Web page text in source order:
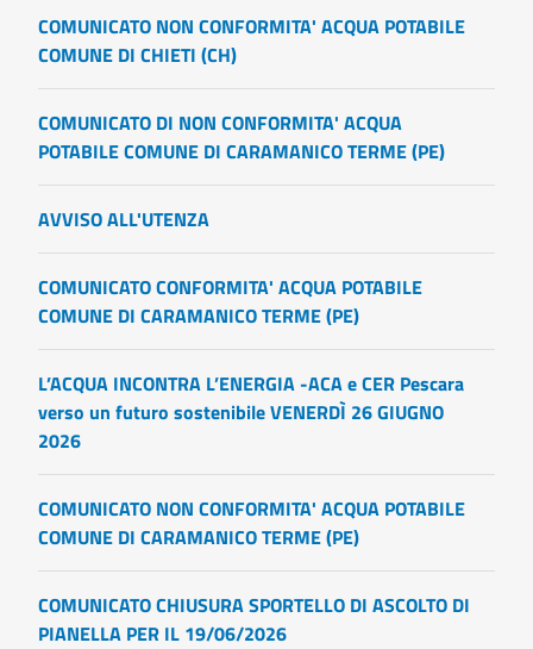
COMUNICATO NON CONFORMITA' ACQUA POTABILE
COMUNE DI CHIETI (CH)
COMUNICATO DI NON CONFORMITA' ACQUA
POTABILE COMUNE DI CARAMANICO TERME (PE)
AVVISO ALL'UTENZA
COMUNICATO CONFORMITA' ACQUA POTABILE
COMUNE DI CARAMANICO TERME (PE)
L’ACQUA INCONTRA L’ENERGIA -ACA e CER Pescara
verso un futuro sostenibile VENERDÌ 26 GIUGNO
2026
COMUNICATO NON CONFORMITA' ACQUA POTABILE
COMUNE DI CARAMANICO TERME (PE)
COMUNICATO CHIUSURA SPORTELLO DI ASCOLTO DI
PIANELLA PER IL 19/06/2026